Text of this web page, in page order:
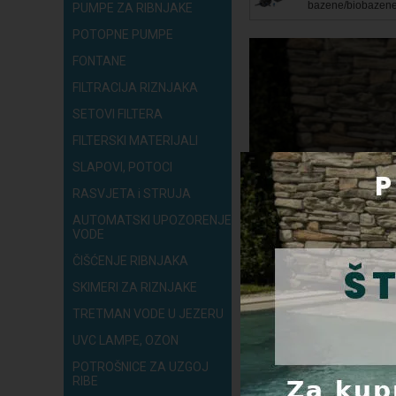
PUMPE ZA RIBNJAKE
POTOPNE PUMPE
FONTANE
FILTRACIJA RIZNJAKA
SETOVI FILTERA
FILTERSKI MATERIJALI
SLAPOVI, POTOCI
RASVJETA i STRUJA
AUTOMATSKI UPOZORENJE
VODE
ČIŠĆENJE RIBNJAKA
SKIMERI ZA RIZNJAKE
TRETMAN VODE U JEZERU
UVC LAMPE, OZON
POTROŠNICE ZA UZGOJ
RIBE
bazene/